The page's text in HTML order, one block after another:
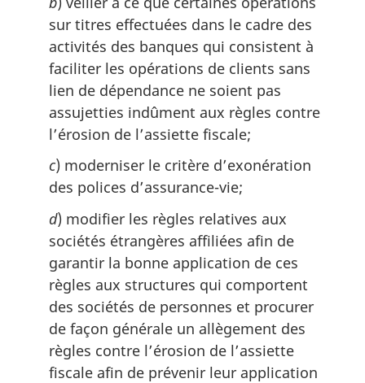
sur titres effectuées dans le cadre des
activités des banques qui consistent à
faciliter les opérations de clients sans
lien de dépendance ne soient pas
assujetties indûment aux règles contre
l’érosion de l’assiette fiscale;
c) moderniser le critère d’exonération
des polices d’assurance-vie;
d) modifier les règles relatives aux
sociétés étrangères affiliées afin de
garantir la bonne application de ces
règles aux structures qui comportent
des sociétés de personnes et procurer
de façon générale un allègement des
règles contre l’érosion de l’assiette
fiscale afin de prévenir leur application